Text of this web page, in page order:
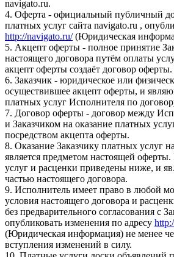
navigato.ru.
4. Оферта - официальный публичный
платных услуг сайта navigato.ru ,
http://navigato.ru/(Юридическая
5. Акцепт оферты - полное принятие
настоящего договора путём оплаты
акцепт оферты создаёт договор оферты.
6. Заказчик - юридическое или
осуществившее акцепт оферты, и
платных услуг Исполнителя по
7. Договор оферты - договор между
и Заказчиком на оказание платных
посредством акцепта оферты.
8. Оказание Заказчику платных услуг
является предметом настоящей
услуг и расценки приведены ниже, и
частью настоящего договора.
9. Исполнитель имеет право в любой
условия настоящего договора и
без предварительного согласования с
опубликовать изменения по адресу
(Юридическая информация) не менее
вступления изменений в силу.